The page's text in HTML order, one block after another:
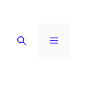
MENU